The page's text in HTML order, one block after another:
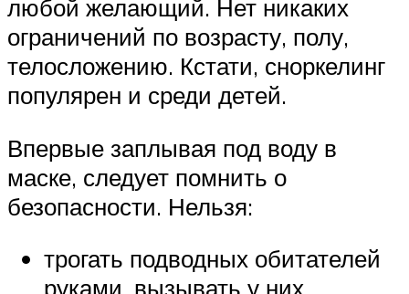
любой желающий. Нет никаких
ограничений по возрасту, полу,
телосложению. Кстати, сноркелинг
популярен и среди детей.
Впервые заплывая под воду в
маске, следует помнить о
безопасности. Нельзя:
трогать подводных обитателей
руками, вызывать у них